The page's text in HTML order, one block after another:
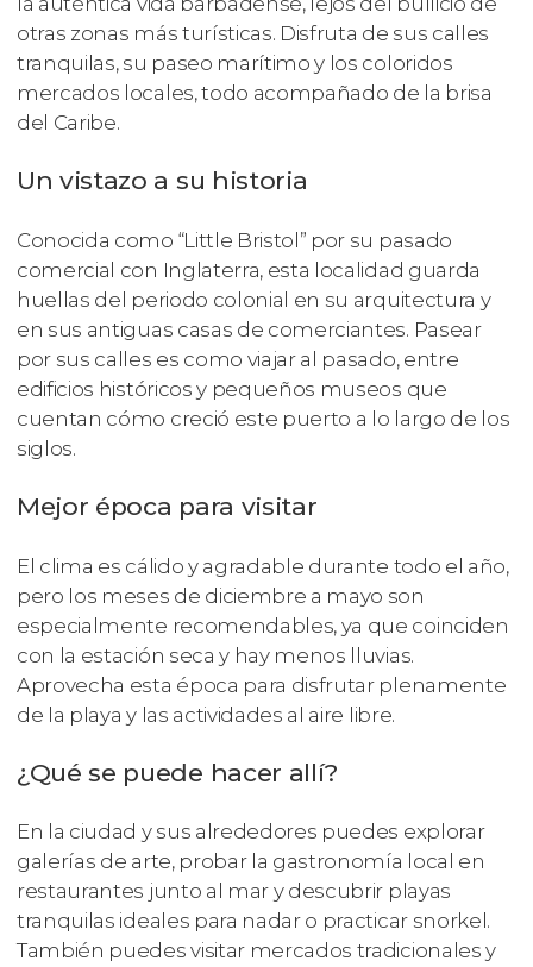
otras zonas más turísticas. Disfruta de sus calles
tranquilas, su paseo marítimo y los coloridos
mercados locales, todo acompañado de la brisa
del Caribe.
Un vistazo a su historia
Conocida como “Little Bristol” por su pasado
comercial con Inglaterra, esta localidad guarda
huellas del periodo colonial en su arquitectura y
en sus antiguas casas de comerciantes. Pasear
por sus calles es como viajar al pasado, entre
edificios históricos y pequeños museos que
cuentan cómo creció este puerto a lo largo de los
siglos.
Mejor época para visitar
El clima es cálido y agradable durante todo el año,
pero los meses de diciembre a mayo son
especialmente recomendables, ya que coinciden
con la estación seca y hay menos lluvias.
Aprovecha esta época para disfrutar plenamente
de la playa y las actividades al aire libre.
¿Qué se puede hacer allí?
En la ciudad y sus alrededores puedes explorar
galerías de arte, probar la gastronomía local en
restaurantes junto al mar y descubrir playas
tranquilas ideales para nadar o practicar snorkel.
También puedes visitar mercados tradicionales y